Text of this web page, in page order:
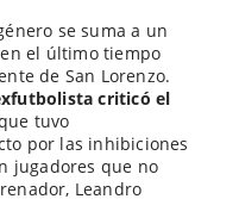
se suma a un
el último tiempo
de San Lorenzo.
criticó el
tuvo
por las inhibiciones
jugadores que no
Leandro